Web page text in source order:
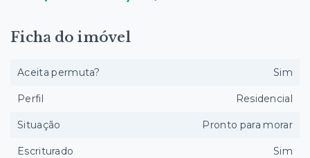
Ficha do imóvel
Aceita permuta? Sim
Perfil Residencial
Situação Pronto para morar
Escriturado Sim